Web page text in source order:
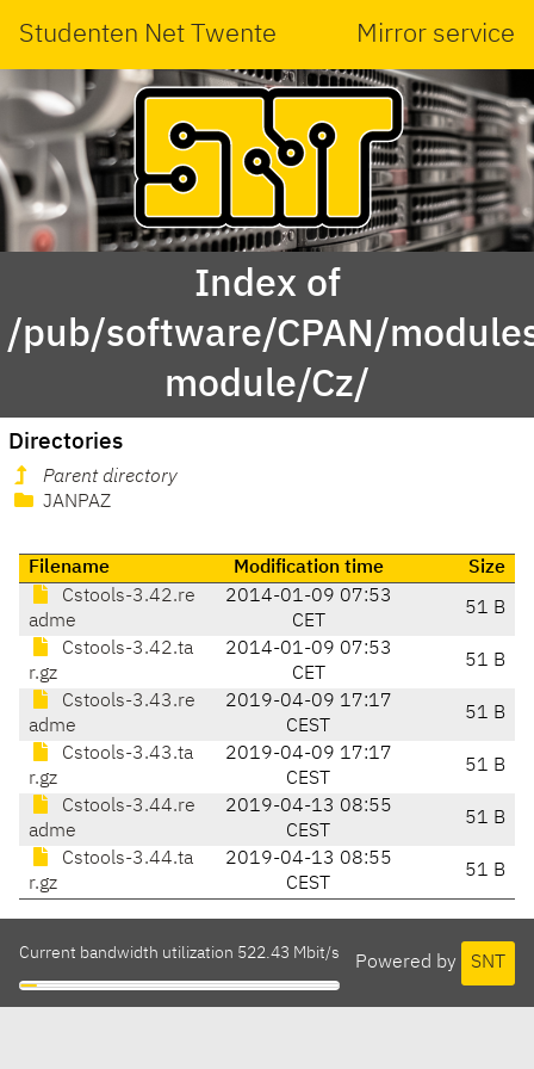
Studenten Net Twente Mirror service
Index of
/pub/software/CPAN/
module/Cz/
Directories
Parent directory
JANPAZ
Filename Modification time
Size
Cstools-3.42.re
adme
2014-01-09 07:53
CET
51 B
Cstools-3.42.ta
r.gz
2014-01-09 07:53
CET
51 B
Cstools-3.43.re
adme
2019-04-09 17:17
CEST
51 B
Cstools-3.43.ta
r.gz
2019-04-09 17:17
CEST
51 B
Cstools-3.44.re
adme
2019-04-13 08:55
CEST
51 B
Cstools-3.44.ta
r.gz
2019-04-13 08:55
CEST
51 B
Powered by SNT
Current bandwidth utilization 522.43 Mbit/s